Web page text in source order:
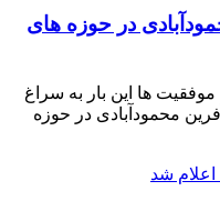
در حوزه های
موفقیت ها این بار به سراغ
محمودآبادی در حوزه